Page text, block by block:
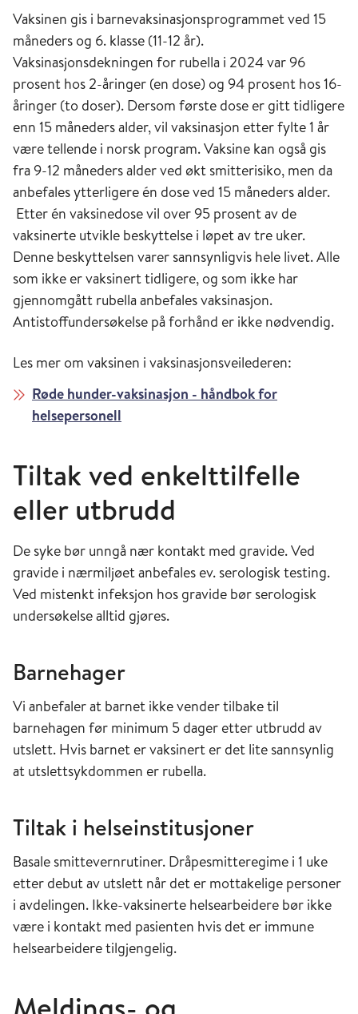
Vaksinen gis i barnevaksinasjonsprogrammet ved 15
måneders og 6. klasse (11-12 år).
Vaksinasjonsdekningen for rubella i 2024 var 96
prosent hos 2-åringer (en dose) og 94 prosent hos 16-
åringer (to doser). Dersom første dose er gitt tidligere
enn 15 måneders alder, vil vaksinasjon etter fylte 1 år
være tellende i norsk program. Vaksine kan også gis
fra 9-12 måneders alder ved økt smitterisiko, men da
anbefales ytterligere én dose ved 15 måneders alder.
Etter én vaksinedose vil over 95 prosent av de
vaksinerte utvikle beskyttelse i løpet av tre uker.
Denne beskyttelsen varer sannsynligvis hele livet. Alle
som ikke er vaksinert tidligere, og som ikke har
gjennomgått rubella anbefales vaksinasjon.
Antistoffundersøkelse på forhånd er ikke nødvendig.
Les mer om vaksinen i vaksinasjonsveilederen:
Røde hunder-vaksinasjon - håndbok for
helsepersonell
Tiltak ved enkelttilfelle
eller utbrudd
De syke bør unngå nær kontakt med gravide. Ved
gravide i nærmiljøet anbefales ev. serologisk testing.
Ved mistenkt infeksjon hos gravide bør serologisk
undersøkelse alltid gjøres.
Barnehager
Vi anbefaler at barnet ikke vender tilbake til
barnehagen før minimum 5 dager etter utbrudd av
utslett. Hvis barnet er vaksinert er det lite sannsynlig
at utslettsykdommen er rubella.
Tiltak i helseinstitusjoner
Basale smittevernrutiner. Dråpesmitteregime i 1 uke
etter debut av utslett når det er mottakelige personer
i avdelingen. Ikke-vaksinerte helsearbeidere bør ikke
være i kontakt med pasienten hvis det er immune
helsearbeidere tilgjengelig.